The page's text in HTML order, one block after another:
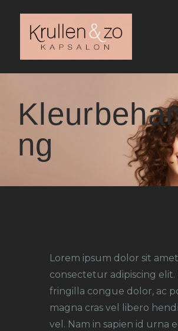
ng
HOME
KRULLEN
CONTACT
AFSPRAAK MAKEN
Lorem ipsum dolor sit
consectetur adipiscing elit.
fringilla congue dolor, ac
magna cras vel libero
vel. Nam in sapien id urna